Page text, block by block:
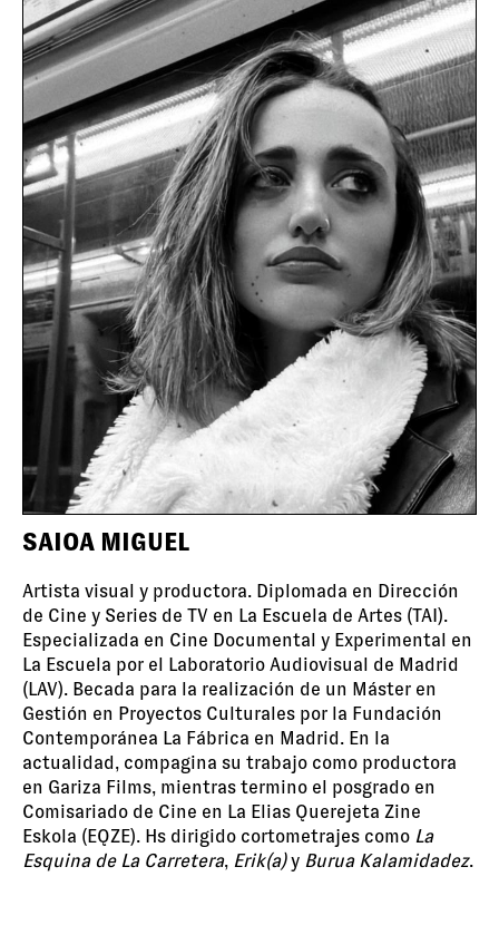
SAIOA MIGUEL
Artista visual y productora. Diplomada en Dirección
de Cine y Series de TV en La Escuela de Artes (TAI).
Especializada en Cine Documental y Experimental en
La Escuela por el Laboratorio Audiovisual de Madrid
(LAV). Becada para la realización de un Máster en
Gestión en Proyectos Culturales por la Fundación
Contemporánea La Fábrica en Madrid. En la
actualidad, compagina su trabajo como productora
en Gariza Films, mientras termino el posgrado en
Comisariado de Cine en La Elias Querejeta Zine
Eskola (EQZE). Hs dirigido cortometrajes como La
Esquina de La Carretera, Erik(a)y Burua Kalamidadez.